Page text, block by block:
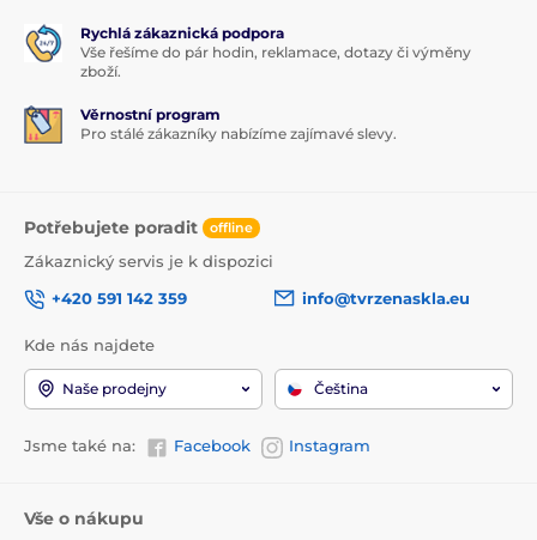
Rychlá zákaznická podpora
Vše řešíme do pár hodin, reklamace, dotazy či výměny
zboží.
Věrnostní program
Pro stálé zákazníky nabízíme zajímavé slevy.
Potřebujete poradit offline
Zákaznický servis je k dispozici
+420 591 142 359
info@tvrzenaskla.eu
Kde nás najdete
Naše prodejny Čeština
Jsme také na: Facebook Instagram
Vše o nákupu